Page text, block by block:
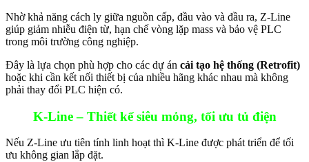
Nhờ khả năng cách ly giữa nguồn cấp, đầu vào và đầu ra, Z-Line
giúp giảm nhiễu điện từ, hạn chế vòng lặp mass và bảo vệ PLC
trong môi trường công nghiệp.
Đây là lựa chọn phù hợp cho các dự án cải tạo hệ thống (Retrofit)
hoặc khi cần kết nối thiết bị của nhiều hãng khác nhau mà không
phải thay đổi PLC hiện có.
K-Line – Thiết kế siêu mỏng, tối ưu tủ điện
Nếu Z-Line ưu tiên tính linh hoạt thì K-Line được phát triển để tối
ưu không gian lắp đặt.